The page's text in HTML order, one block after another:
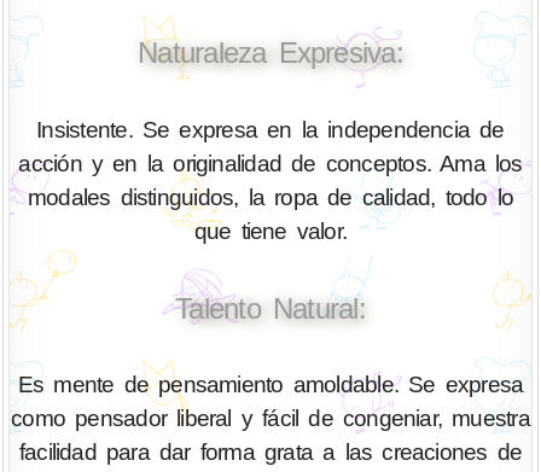
Naturaleza Expresiva:
Insistente. Se expresa en la independencia de
acción y en la originalidad de conceptos. Ama los
modales distinguidos, la ropa de calidad, todo lo
que tiene valor.
Talento Natural:
Es mente de pensamiento amoldable. Se expresa
como pensador liberal y fácil de congeniar, muestra
facilidad para dar forma grata a las creaciones de